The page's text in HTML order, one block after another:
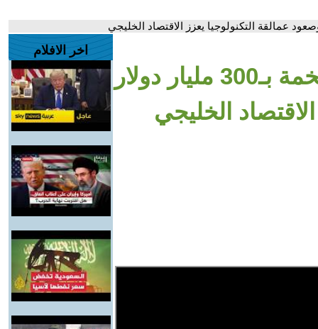
- اتفاقات استثمارية ضخمة بـ300 مليار دولار
الخليجي
اخر الافلام